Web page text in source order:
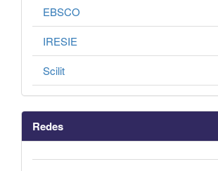
EBSCO
IRESIE
Scilit
Redes